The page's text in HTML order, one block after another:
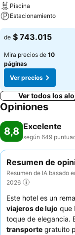
Piscina
Estacionamiento
de $ 743.015
Mira precios de 10
páginas
Ver precios
Ver todos los
Opiniones
8,8 Excelente
según 649
Resumen de
Resumen de IA basado
2026
Este hotel es un
viajeros de lujo que
toque de elegancia.
transporte gratuito